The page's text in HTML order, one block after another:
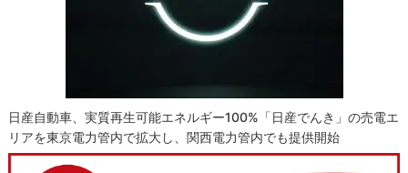
日産自動車、実質再生可能エネルギー100%「日産でんき」の売電エ
リアを東京電力管内で拡大し、関西電力管内でも提供開始